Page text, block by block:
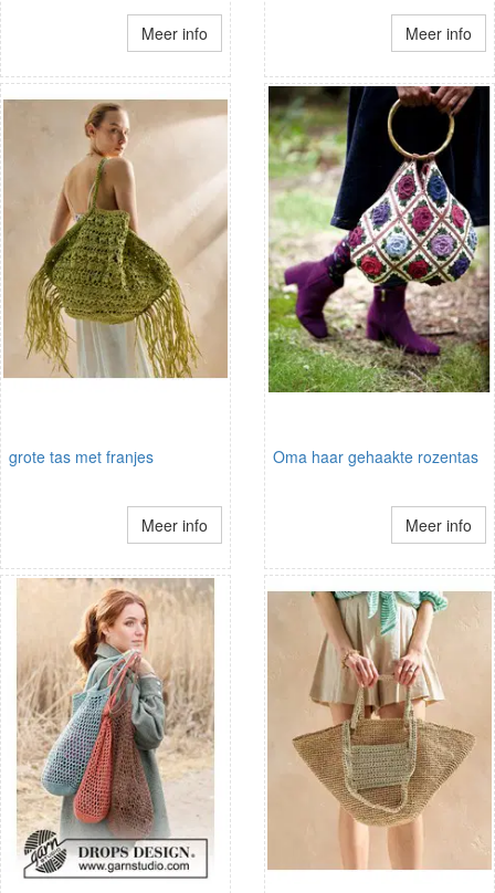
Meer info Meer info
grote tas met franjes
Meer info
Oma haar gehaakte rozentas
Meer info